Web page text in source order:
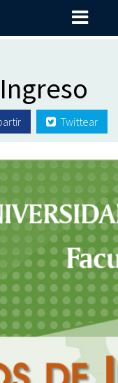
Twittear